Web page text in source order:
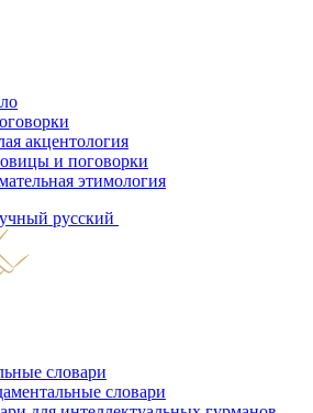
акцентология
и поговорки
этимология
русский
словари
словари